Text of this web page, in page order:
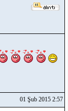
01 Şub 2015 2:57